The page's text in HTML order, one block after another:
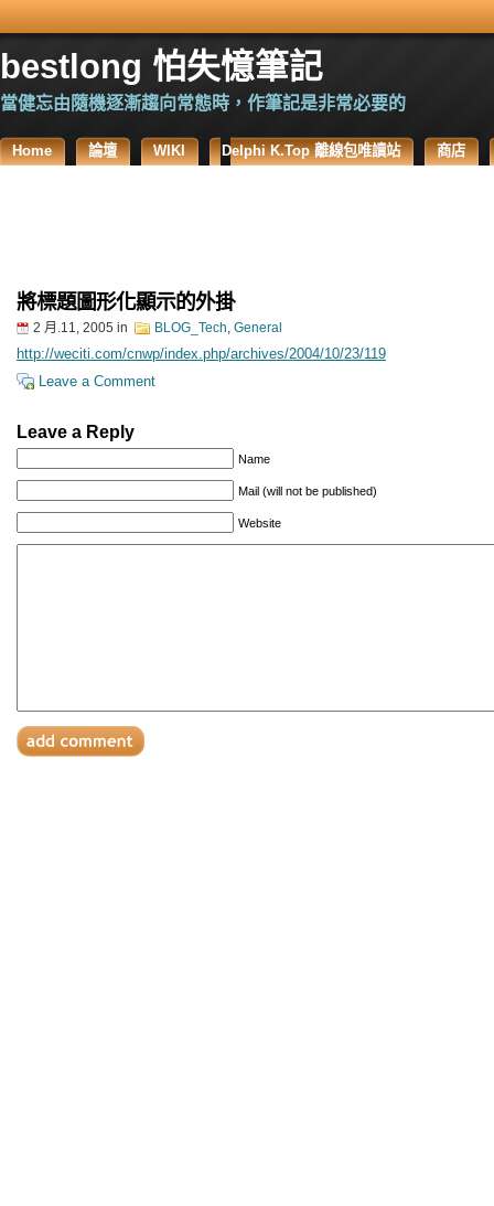
bestlong 怕失憶筆記
當健忘由隨機逐漸趨向常態時，作筆記是非常必要的
Home 論壇 WIKI Delphi K.Top 離線包唯讀站 商店
將標題圖形化顯示的外掛
2 月.11, 2005 in BLOG_Tech, General
http://weciti.com/cnwp/index.php/archives/2004/10/23/119
Leave a Comment
Leave a Reply
Name
Mail (will not be published)
Website